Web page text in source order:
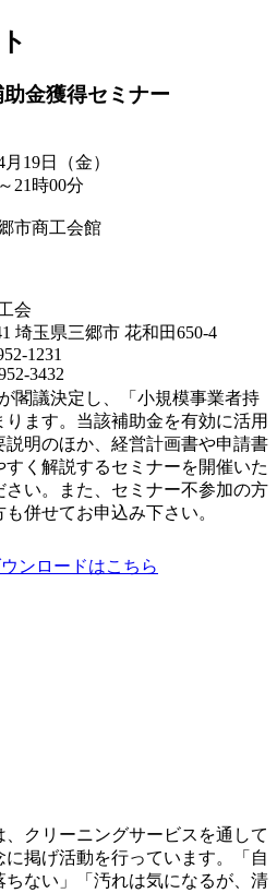
金獲得セミナー
19日（金）
21時00分
市商工会館
会
埼玉県三郷市 花和田650-4
1231
3432
閣議決定し、「小規模事業者持
ます。当該補助金を有効に活用
明のほか、経営計画書や申請書
く解説するセミナーを開催いた
さい。また、セミナー不参加の方
併せてお申込み下さい。
ンロードはこちら
クリーニングサービスを通して
に掲げ活動を行っています。「自
ない」「汚れは気になるが、清